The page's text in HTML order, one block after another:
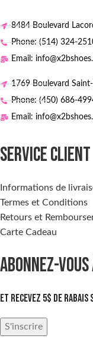
8484 Boulevard
Phone: (514) 324-
Email:
1769 Boulevard
Phone: (450) 686-
Email:
SERVICE CLIENT
Informations de
Termes et Conditions
Retours et
Carte Cadeau
ABONNEZ-
Et recevez 5$ de
S'inscrire